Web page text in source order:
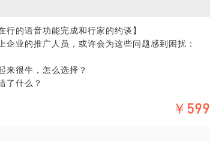
行的语音功能完成和行家的约谈】
业的推广人员，或许会为这些问题感到困扰：
来很牛，怎么选择？
了什么？
花了！
￥599